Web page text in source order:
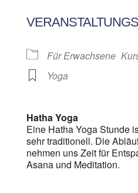
Für Erwachsene
Yoga
Hatha Yoga
Eine Hatha Yoga Stunde
sehr traditionell. Die
nehmen uns Zeit für
Asana und Meditation.